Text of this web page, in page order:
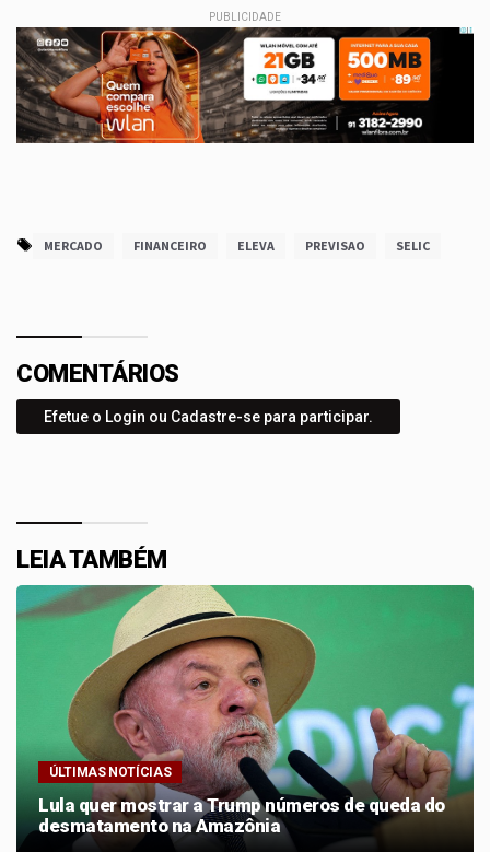
PUBLICIDADE
MERCADO FINANCEIRO ELEVA PREVISAO SELIC
COMENTÁRIOS
Efetue o Login ou Cadastre-se para participar.
LEIA TAMBÉM
ÚLTIMAS NOTÍCIAS
Lula quer mostrar a Trump números de queda do
desmatamento na Amazônia